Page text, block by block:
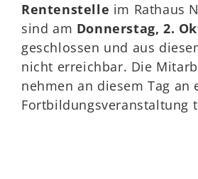
Rentenstelle im Rathaus
sind am Donnerstag, 2.
geschlossen und aus
nicht erreichbar. Die
nehmen an diesem Tag an
Fortbildungsveranstaltung